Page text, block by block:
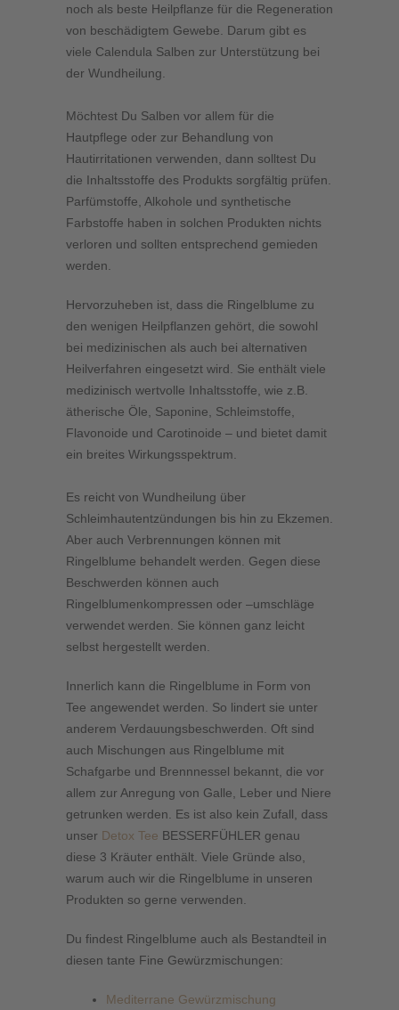
noch als beste Heilpflanze für die Regeneration
von beschädigtem Gewebe. Darum gibt es
viele Calendula Salben zur Unterstützung bei
der Wundheilung.
Möchtest Du Salben vor allem für die
Hautpflege oder zur Behandlung von
Hautirritationen verwenden, dann solltest Du
die Inhaltsstoffe des Produkts sorgfältig prüfen.
Parfümstoffe, Alkohole und synthetische
Farbstoffe haben in solchen Produkten nichts
verloren und sollten entsprechend gemieden
werden.
Hervorzuheben ist, dass die Ringelblume zu
den wenigen Heilpflanzen gehört, die sowohl
bei medizinischen als auch bei alternativen
Heilverfahren eingesetzt wird. Sie enthält viele
medizinisch wertvolle Inhaltsstoffe, wie z.B.
ätherische Öle, Saponine, Schleimstoffe,
Flavonoide und Carotinoide – und bietet damit
ein breites Wirkungsspektrum.
Es reicht von Wundheilung über
Schleimhautentzündungen bis hin zu Ekzemen.
Aber auch Verbrennungen können mit
Ringelblume behandelt werden. Gegen diese
Beschwerden können auch
Ringelblumenkompressen oder –umschläge
verwendet werden. Sie können ganz leicht
selbst hergestellt werden.
Innerlich kann die Ringelblume in Form von
Tee angewendet werden. So lindert sie unter
anderem Verdauungsbeschwerden. Oft sind
auch Mischungen aus Ringelblume mit
Schafgarbe und Brennnessel bekannt, die vor
allem zur Anregung von Galle, Leber und Niere
getrunken werden. Es ist also kein Zufall, dass
unser Detox Tee BESSERFÜHLER genau
diese 3 Kräuter enthält. Viele Gründe also,
warum auch wir die Ringelblume in unseren
Produkten so gerne verwenden.
Du findest Ringelblume auch als Bestandteil in
diesen tante Fine Gewürzmischungen:
Mediterrane Gewürzmischung